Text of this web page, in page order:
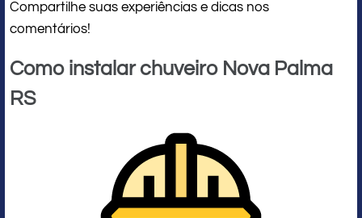
Compartilhe suas experiências e dicas nos
comentários!
Como instalar chuveiro Nova Palma
RS